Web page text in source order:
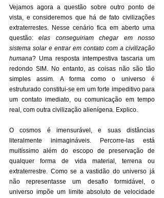
Vejamos agora a questão sobre outro ponto de
vista, e consideremos que há de fato civilizações
extraterrestes. Nesse cenário fica em aberto uma
questão: elas conseguiriam chegar em nosso
sistema solar e entrar em contato com a civilização
humana? Uma resposta intempestiva tascaria um
redondo SIM. No entanto, as coisas não são tão
simples assim. A forma como o universo é
estruturado constitui-se em um forte impeditivo para
um contato imediato, ou comunicação em tempo
real, com outra civilização alienígena. Explico.
O cosmos é imensurável, e suas distâncias
literalmente inimagináveis. Percorre-las está
muitíssimo além do escopo de preservação de
qualquer forma de vida material, terrena ou
extraterrestre. Como se a vastidão do universo já
não representasse um desafio formidável, o
universo impõe um limite absoluto de velocidade